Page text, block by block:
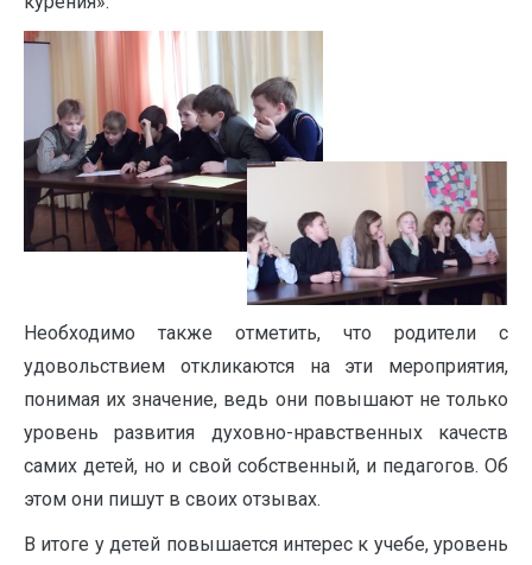
Необходимо также отметить, что родители с
удовольствием откликаются на эти мероприятия,
понимая их значение, ведь они повышают не только
уровень развития духовно-нравственных качеств
самих детей, но и свой собственный, и педагогов. Об
этом они пишут в своих отзывах.
В итоге у детей повышается интерес к учебе, уровень